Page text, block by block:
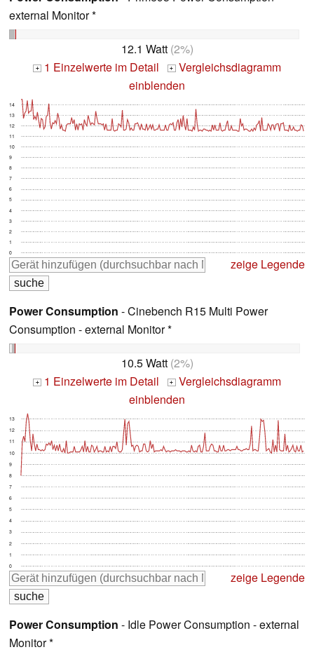
external Monitor *
12.1 Watt(2%)
+ 1 Einzelwerte im Detail + Vergleichsdiagramm
einblenden
0
1
2
3
4
5
6
7
8
9
10
11
12
13
14
zeige Legende
Power Consumption - Cinebench R15 Multi Power
Consumption - external Monitor *
10.5 Watt(2%)
+ 1 Einzelwerte im Detail + Vergleichsdiagramm
einblenden
0
1
2
3
4
5
6
7
8
9
10
11
12
13
zeige Legende
Power Consumption - Idle Power Consumption - external
Monitor *